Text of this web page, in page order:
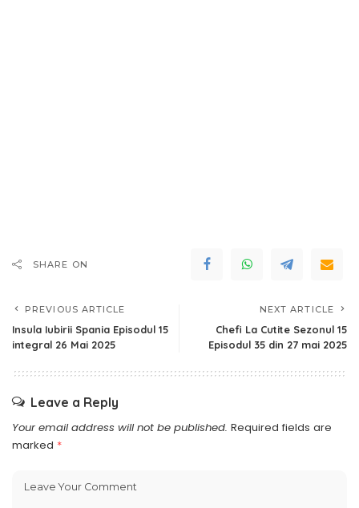
SHARE ON
PREVIOUS ARTICLE
Insula Iubirii Spania Episodul 15
integral 26 Mai 2025
NEXT ARTICLE
Chefi La Cutite Sezonul 15
Episodul 35 din 27 mai 2025
Leave a Reply
Your email address will not be published. Required fields are
marked *